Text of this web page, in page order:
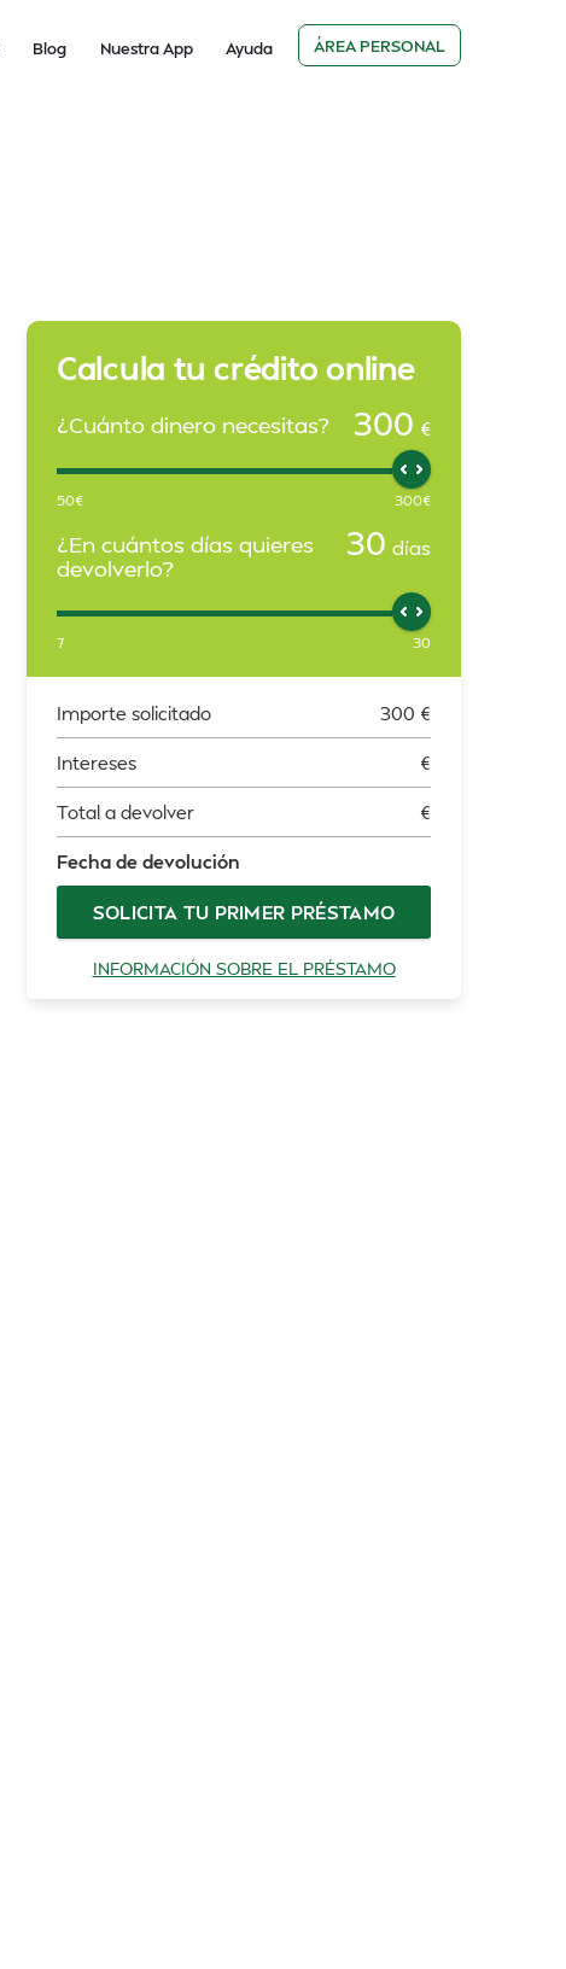
Blog Nuestra App Ayuda ÁREA PERSONAL
Calcula tu crédito online
¿Cuánto dinero necesitas? 300 €
50€ 300€
¿En cuántos días quieres
devolverlo?
30 días
7 30
Importe solicitado 300 €
Intereses €
Total a devolver €
Fecha de devolución
SOLICITA TU PRIMER PRÉSTAMO
INFORMACIÓN SOBRE EL PRÉSTAMO